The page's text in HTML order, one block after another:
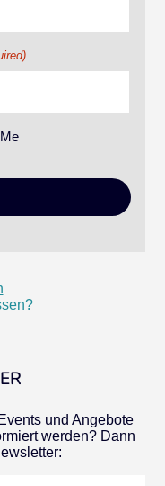
und Angebote
werden? Dann